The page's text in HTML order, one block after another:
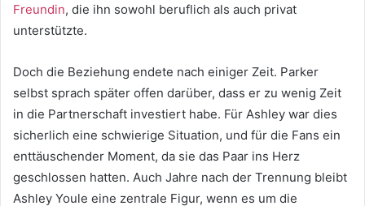
Freundin, die ihn sowohl beruflich als auch privat
unterstützte.
Doch die Beziehung endete nach einiger Zeit. Parker
selbst sprach später offen darüber, dass er zu wenig Zeit
in die Partnerschaft investiert habe. Für Ashley war dies
sicherlich eine schwierige Situation, und für die Fans ein
enttäuschender Moment, da sie das Paar ins Herz
geschlossen hatten. Auch Jahre nach der Trennung bleibt
Ashley Youle eine zentrale Figur, wenn es um die